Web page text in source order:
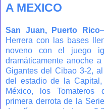
A MEXICO
San Juan, Puerto Rico
Herrera con las bases
noveno con el juego
dramáticamente anoche
Gigantes del Cibao 3-2,
del estadio de la
México, los Tomateros
primera derrota de la